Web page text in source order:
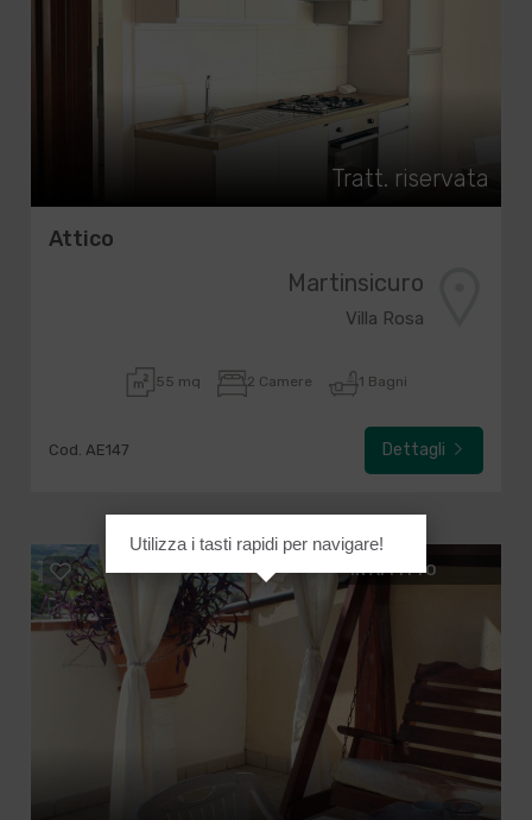
Tratt. riservata
Attico
Martinsicuro
Villa Rosa
55 mq 2 Camere 1 Bagni
Cod. AE147 Dettagli
IN AFFITTO
Utilizza i tasti rapidi per navigare!